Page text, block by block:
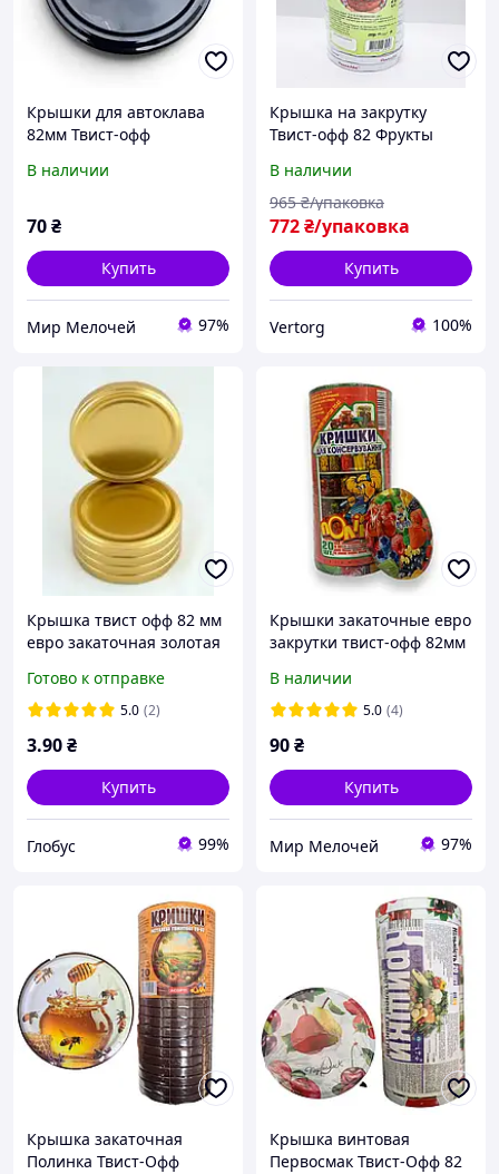
Крышки для автоклава
82мм Твист-офф
клапаном
В наличии
70₴
Купить
Мир Мелочей 97%
Крышка на закрутку
Твист-офф 82 Фрукты
(винтовая)
В наличии
772₴/упаковка
965 ₴/упаковка
Купить
Vertorg 100%
Крышка твист офф 82 мм
евро закаточная золотая
Готово к отправке
5.0 (2)
3.90₴
Купить
Глобус 99%
Крышки закаточные евро
закрутки твист-офф 82мм
(409585315)
В наличии
5.0 (4)
90₴
Купить
Мир Мелочей 97%
Крышка закаточная
Полинка Твист-Офф
Крышка винтовая
Первосмак Твист-Офф 82